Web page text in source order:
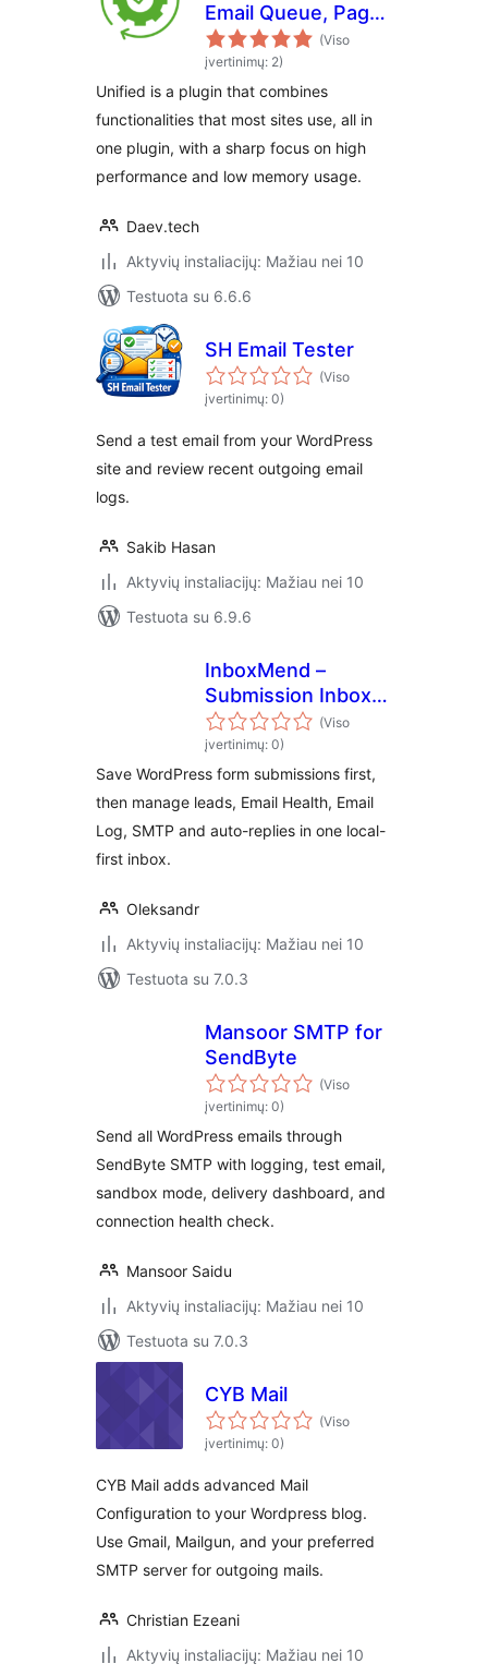
Email Queue, Page
cache and more
(Viso
įvertinimų: 2)
Unified is a plugin that combines
functionalities that most sites use, all in
one plugin, with a sharp focus on high
performance and low memory usage.
Daev.tech
Aktyvių instaliacijų: Mažiau nei 10
Testuota su 6.6.6
SH Email Tester
(Viso
įvertinimų: 0)
Send a test email from your WordPress
site and review recent outgoing email
logs.
Sakib Hasan
Aktyvių instaliacijų: Mažiau nei 10
Testuota su 6.9.6
InboxMend –
Submission Inbox &
Email Log
(Viso
įvertinimų: 0)
Save WordPress form submissions first,
then manage leads, Email Health, Email
Log, SMTP and auto-replies in one local-
first inbox.
Oleksandr
Aktyvių instaliacijų: Mažiau nei 10
Testuota su 7.0.3
Mansoor SMTP for
SendByte
(Viso
įvertinimų: 0)
Send all WordPress emails through
SendByte SMTP with logging, test email,
sandbox mode, delivery dashboard, and
connection health check.
Mansoor Saidu
Aktyvių instaliacijų: Mažiau nei 10
Testuota su 7.0.3
CYB Mail
(Viso
įvertinimų: 0)
CYB Mail adds advanced Mail
Configuration to your Wordpress blog.
Use Gmail, Mailgun, and your preferred
SMTP server for outgoing mails.
Christian Ezeani
Aktyvių instaliacijų: Mažiau nei 10